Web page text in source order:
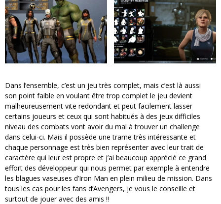
Dans l’ensemble, c’est un jeu très complet, mais c’est là aussi
son point faible en voulant être trop complet le jeu devient
malheureusement vite redondant et peut facilement lasser
certains joueurs et ceux qui sont habitués à des jeux difficiles
niveau des combats vont avoir du mal à trouver un challenge
dans celui-ci. Mais il possède une trame très intéressante et
chaque personnage est très bien représenter avec leur trait de
caractère qui leur est propre et j’ai beaucoup apprécié ce grand
effort des développeur qui nous permet par exemple à entendre
les blagues vaseuses d’Iron Man en plein milieu de mission. Dans
tous les cas pour les fans d’Avengers, je vous le conseille et
surtout de jouer avec des amis !!